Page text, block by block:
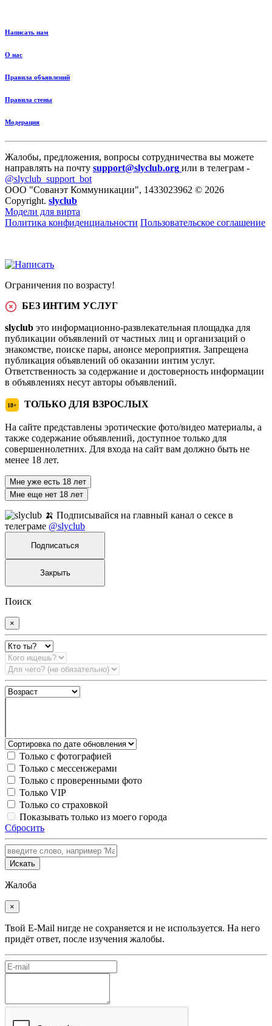
Написать нам
О нас
Правила объявлений
Правила стены
Модерация
Жалобы, предложения, вопросы сотрудничества вы можете
направлять на почту support@slyclub.org или в телеграм -
@slyclub_support_bot
ООО "Сованэт Коммуникации", 1433023962 © 2026
Copyright. slyclub
Модели для вирта
Политика конфиденциальности Пользовательское соглашение
Ограничения по возрасту!
БЕЗ ИНТИМ УСЛУГ
slyclub это информационно-развлекательная площадка для
публикации объявлений от частных лиц и организаций о
знакомстве, поиске пары, анонсе мероприятия. Запрещена
публикация объявлений об оказании интим услуг.
Ответственность за содержание и достоверность информации
в объявлениях несут авторы объявлений.
18+ ТОЛЬКО ДЛЯ ВЗРОСЛЫХ
На сайте представлены эротические фото/видео материалы, а
также содержание объявлений, доступное только для
совершеннолетних. Для входа на сайт вам должно быть не
менее 18 лет.
Мне уже есть 18 лет
Мне еще нет 18 лет
🍌 Подписывайся на главный канал о сексе в
телеграме @slyclub
Подписаться
Закрыть
Поиск
×
Только с фотографией
Только с мессенжерами
Только с проверенными фото
Только VIP
Только со страховкой
Показывать только из моего города
Сбросить
Искать
Жалоба
×
Твой E-Mail нигде не сохраняется и не используется. На него
придёт ответ, после изучения жалобы.